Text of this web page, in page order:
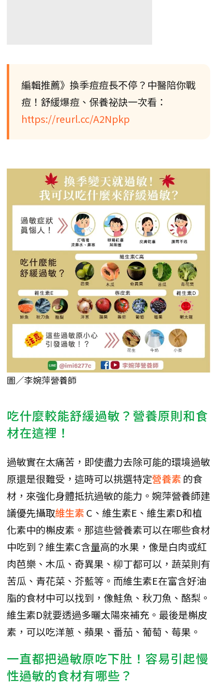
編輯推薦》換季痘痘長不停？中醫陪你戰
痘！舒緩爆痘、保養祕訣一次看：
https://reurl.cc/A2Npkp
圖／李婉萍營養師
吃什麼較能舒緩過敏？營養原則和食
材在這裡！
過敏實在太痛苦，即使盡力去除可能的環境過敏
原還是很難受，這時可以挑選特定營養素 的食
材，來強化身體抵抗過敏的能力。婉萍營養師建
議優先攝取維生素 C、維生素E、維生素D和植
化素中的槲皮素。那這些營養素可以在哪些食材
中吃到？維生素C含量高的水果，像是白肉或紅
肉芭樂、木瓜、奇異果、柳丁都可以，蔬菜則有
苦瓜、青花菜、芥藍等。而維生素E在富含好油
脂的食材中可以找到，像鮭魚、秋刀魚、酪梨。
維生素D就要透過多曬太陽來補充。最後是槲皮
素，可以吃洋蔥、蘋果、番茄、葡萄、莓果。
一直都把過敏原吃下肚！容易引起慢
性過敏的食材有哪些？